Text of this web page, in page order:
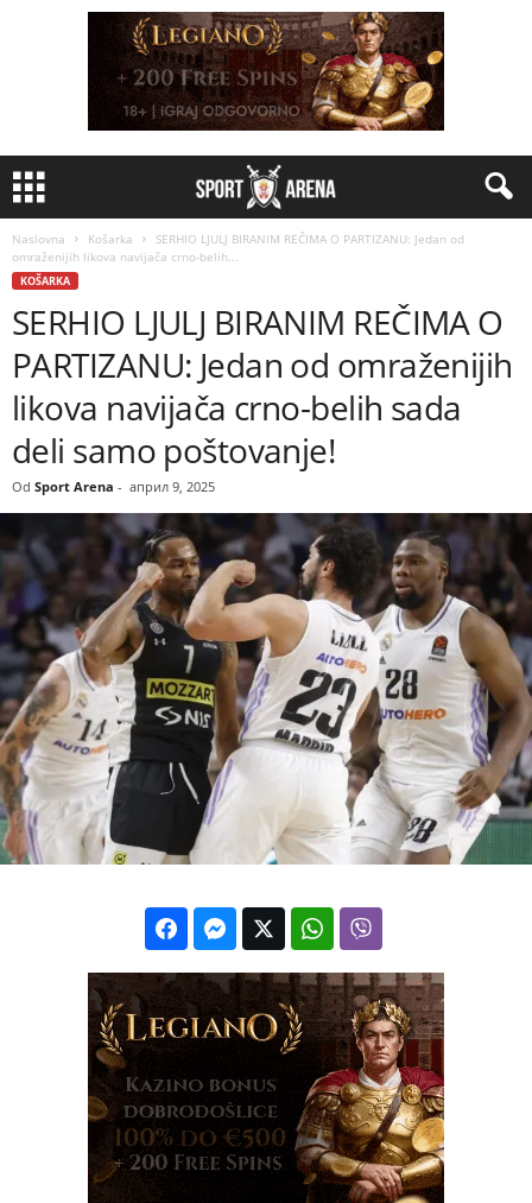
Naslovna Košarka
SERHIO LJULJ BIRANIM REČIMA O PARTIZANU: Jedan od
omraženijih likova navijača crno-belih...
KOŠARKA
SERHIO LJULJ BIRANIM REČIMA O
PARTIZANU: Jedan od omraženijih
likova navijača crno-belih sada
deli samo poštovanje!
Od Sport Arena - април 9, 2025